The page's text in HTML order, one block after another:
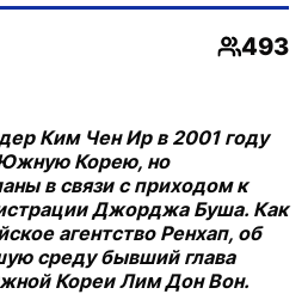
493
Ким Чен Ир в 2001 году
Южную Корею, но
в связи с приходом к
Джорджа Буша. Как
агентство Ренхап, об
среду бывший глава
Кореи Лим Дон Вон.